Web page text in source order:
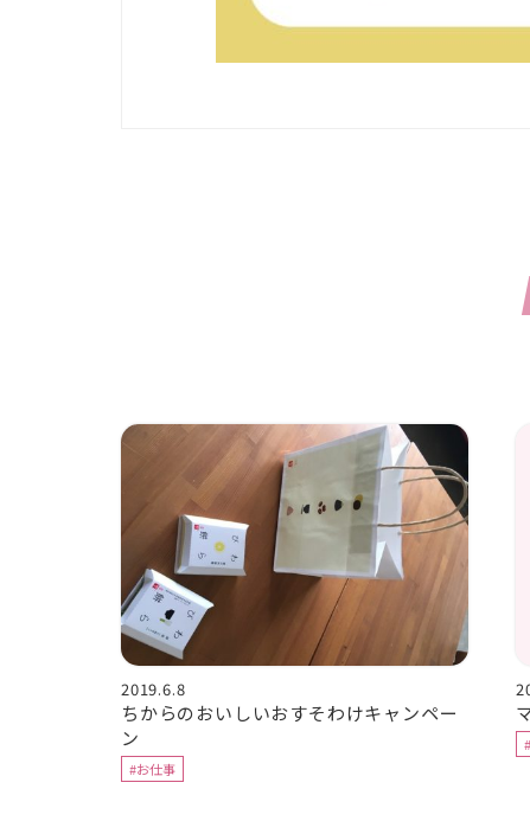
2019.6.8
ちからのおいしいおすそわけキャンペー
ン
#お仕事